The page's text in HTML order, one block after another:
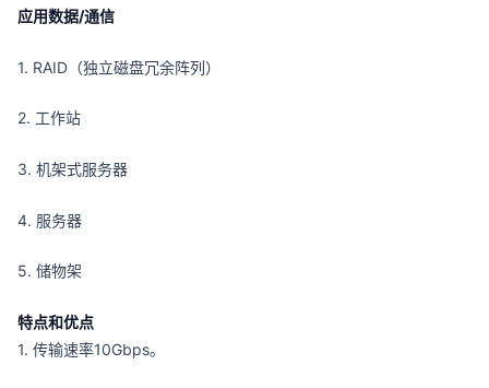
应用数据/通信
1. RAID（独立磁盘冗余阵列）
2. 工作站
3. 机架式服务器
4. 服务器
5. 储物架
特点和优点
1. 传输速率10Gbps。